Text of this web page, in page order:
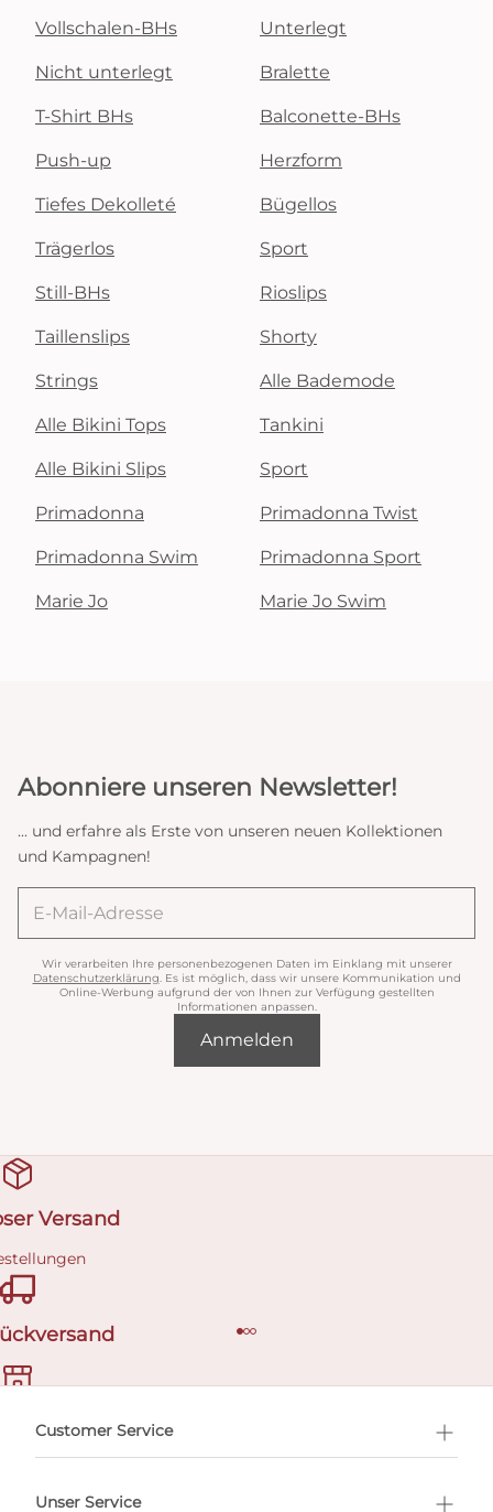
Vollschalen-BHs Unterlegt
Nicht unterlegt Bralette
T-Shirt BHs Balconette-BHs
Push-up Herzform
Tiefes Dekolleté Bügellos
Trägerlos Sport
Still-BHs Rioslips
Taillenslips Shorty
Strings Alle Bademode
Alle Bikini Tops Tankini
Alle Bikini Slips Sport
Primadonna Primadonna Twist
Primadonna Swim Primadonna Sport
Marie Jo Marie Jo Swim
Abonniere unseren Newsletter!
... und erfahre als Erste von unseren neuen Kollektionen
und Kampagnen!
Wir verarbeiten Ihre personenbezogenen Daten im Einklang mit unserer
Datenschutzerklärung . Es ist möglich, dass wir unsere Kommunikation und
Online-Werbung aufgrund der von Ihnen zur Verfügung gestellten
Informationen anpassen.
Anmelden
Versand
buchen
Customer Service
Unser Service